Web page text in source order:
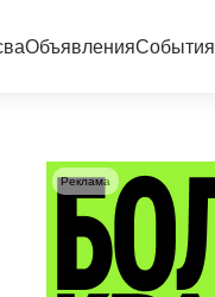
ОбъявленияСобытия
Реклама